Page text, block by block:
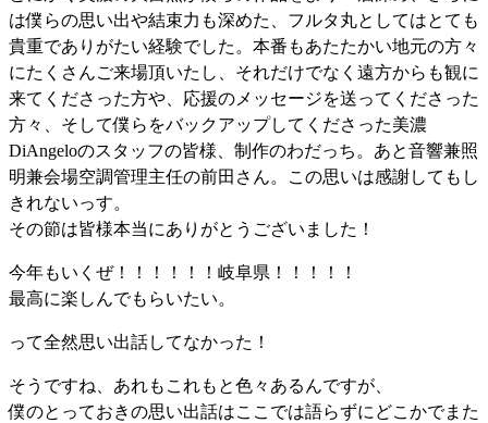
は僕らの思い出や結束力も深めた、フルタ丸としてはとても
貴重でありがたい経験でした。本番もあたたかい地元の方々
にたくさんご来場頂いたし、それだけでなく遠方からも観に
来てくださった方や、応援のメッセージを送ってくださった
方々、そして僕らをバックアップしてくださった美濃
DiAngeloのスタッフの皆様、制作のわだっち。あと音響兼照
明兼会場空調管理主任の前田さん。この思いは感謝してもし
きれないっす。
その節は皆様本当にありがとうございました！
今年もいくぜ！！！！！！岐阜県！！！！！
最高に楽しんでもらいたい。
って全然思い出話してなかった！
そうですね、あれもこれもと色々あるんですが、
僕のとっておきの思い出話はここでは語らずにどこかでまた